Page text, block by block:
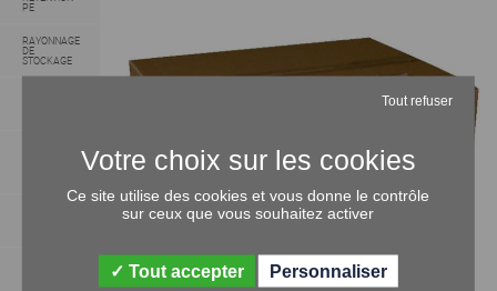
PE
RAYONNAGE
DE
STOCKAGE
Ce site utilise des cookies et vous donne le contrôle
sur ceux que vous souhaitez activer
Tout accepter
Tout refuser
Personnaliser